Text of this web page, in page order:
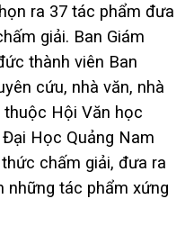
ra 37 tác phẩm đưa
giải. Ban Giám
thành viên Ban
cứu, nhà văn, nhà
Hội Văn học
Học Quảng Nam
chấm giải, đưa ra
những tác phẩm xứng